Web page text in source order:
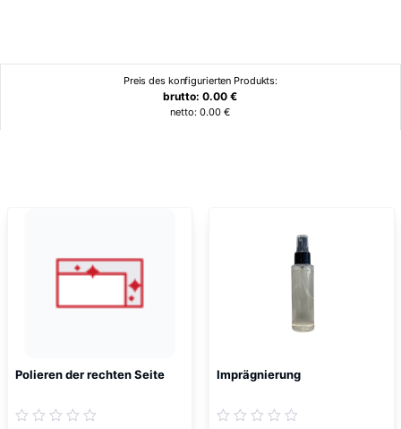
Preis des konfigurierten Produkts:
brutto:0.00 €
netto:0.00 €
Polieren der rechten Seite Imprägnierung